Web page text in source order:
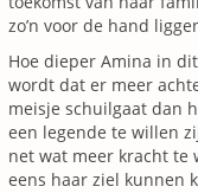
zo’n voor de hand
Hoe dieper Amina in
wordt dat er meer
meisje schuilgaat dan
een legende te willen
net wat meer kracht te
eens haar ziel kunnen